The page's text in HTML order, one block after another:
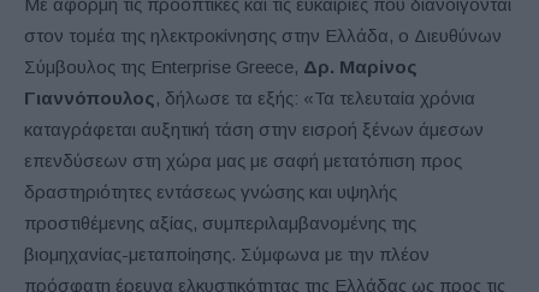
στον τομέα της ηλεκτροκίνησης στην Ελλάδα, ο Διευθύνων
Σύμβουλος της Enterprise Greece, Δρ. Μαρίνος
Γιαννόπουλος , δήλωσε τα εξής: «Τα τελευταία χρόνια
καταγράφεται αυξητική τάση στην εισροή ξένων άμεσων
επενδύσεων στη χώρα μας με σαφή μετατόπιση προς
δραστηριότητες εντάσεως γνώσης και υψηλής
προστιθέμενης αξίας, συμπεριλαμβανομένης της
βιομηχανίας-μεταποίησης. Σύμφωνα με την πλέον
πρόσφατη έρευνα ελκυστικότητας της Ελλάδας ως προς τις